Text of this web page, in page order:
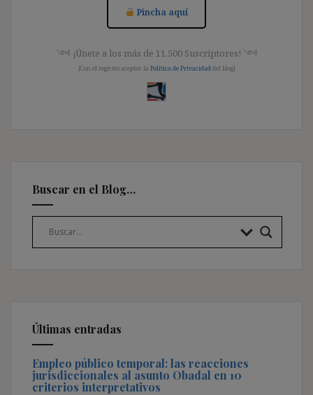
Pincha aquí
༺ ¡Únete a los más de 11.500 Suscriptores! ༺
[Con el registro aceptas la Política de Privacidad del blog]
Buscar en el Blog…
Últimas entradas
Empleo público temporal: las reacciones
jurisdiccionales al asunto Obadal en 10
criterios interpretativos